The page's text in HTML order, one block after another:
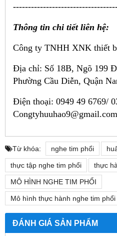
Thông tin chi tiết liên hệ:
Công ty TNHH XNK thiết
Địa chỉ: Số 18B, Ngõ 199
Phường Cầu Diễn, Quận
Điện thoại: 0949 49 6769/
Congtyhuuhao9@gmail.com
Từ khóa: nghe tim phổi
thực tập nghe tim phổi thực
MÔ HÌNH NGHE TIM PHỔI
Mô hình thực hành nghe tim phổi
ĐÁNH GIÁ SẢN PHẨM